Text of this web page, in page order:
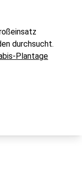
durchsucht.
Plantage